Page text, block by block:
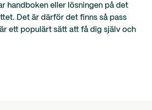
handboken eller lösningen på det
Det är därför det finns så pass
ett populärt sätt att få dig själv och